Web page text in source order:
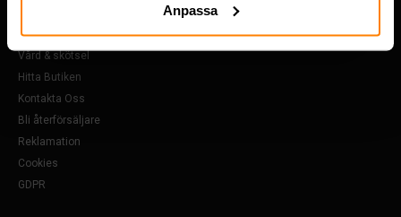
Anpassa
FAQ
Vård & skötsel
Hitta Butiken
Kontakta Oss
Bli återförsäljare
Reklamation
Cookies
GDPR